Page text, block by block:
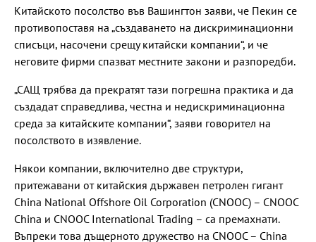
Китайското посолство във Вашингтон заяви, че Пекин се
противопоставя на „създаването на дискриминационни
списъци, насочени срещу китайски компании“, и че
неговите фирми спазват местните закони и разпоредби.
„САЩ трябва да прекратят тази погрешна практика и да
създадат справедлива, честна и недискриминационна
среда за китайските компании“, заяви говорител на
посолството в изявление.
Някои компании, включително две структури,
притежавани от китайския държавен петролен гигант
China National Offshore Oil Corporation (CNOOC) – CNOOC
China и CNOOC International Trading – са премахнати.
Въпреки това дъщерното дружество на CNOOC – China